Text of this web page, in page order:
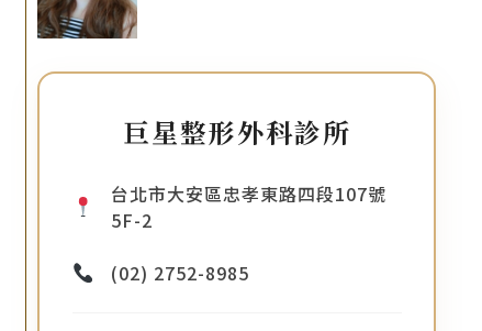
巨星整形外科診所
台北市大安區忠孝東路四段107號
5F-2
(02) 2752-8985